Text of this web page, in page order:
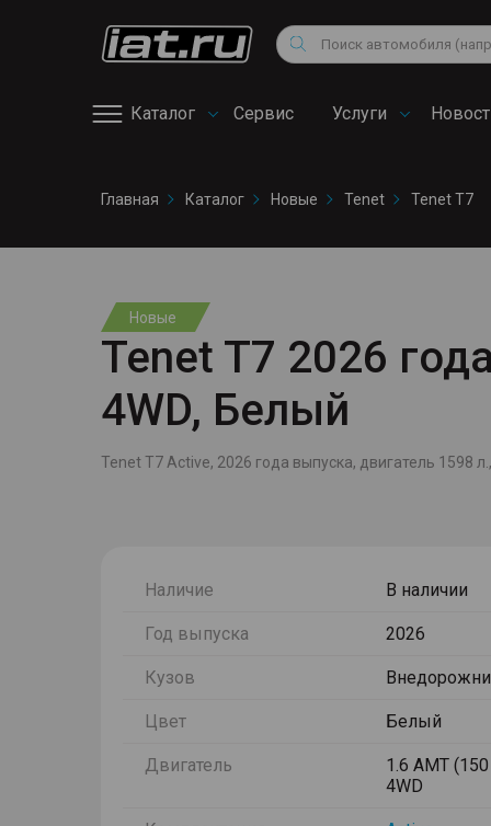
Поиск
Каталог Сервис
сервис
Услуги
Снегоходы
Квадроциклы
Главная Каталог Новые Tenet Tenet T7
Новые
Tenet T7 2026
4WD, Белый
Tenet T7 Active, 2026 года выпуска, двигатель 1598
Наличие В наличии
Год выпуска 2026
Кузов
Цвет Белый
Двигатель
1.6 AMT (150
4WD